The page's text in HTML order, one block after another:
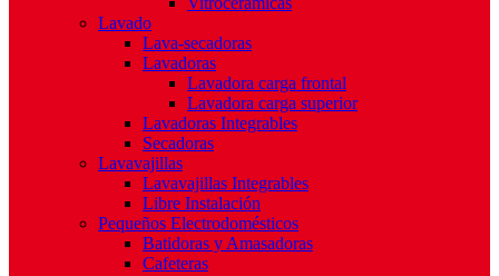
Lavado
Lava-secadoras
Lavadoras
Lavadora carga frontal
Lavadora carga superior
Lavadoras Integrables
Secadoras
Lavavajillas
Lavavajillas Integrables
Libre Instalación
Pequeños Electrodomésticos
Batidoras y Amasadoras
Cafeteras